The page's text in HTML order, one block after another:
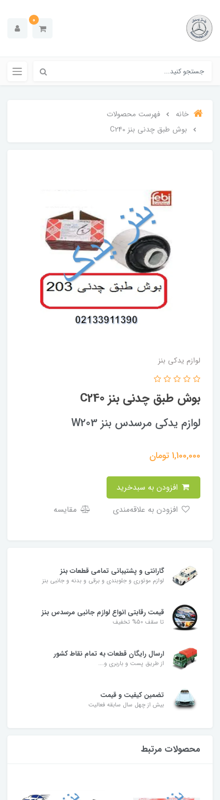
0
خانه
فهرست محصولات
بوش طبق چدنی بنز C240
لوازم یدکی بنز
بوش طبق چدنی بنز C240
لوازم یدکی مرسدس بنز W203
1,100,000تومان
مقایسه
گارانتی و پشتیبانی تمامی قطعات بنز
لوازم موتوری و جلوبندی و برقی و بدنه و جانبی بنز
قیمت رقابتی انواع لوازم جانبی مرسدس بنز
تا سقف 50% تخفیف
ارسال رایگان قطعات به تمام نقاط کشور
از طریق پست و باربری و....
تضمین کیفیت و قیمت
بیش از چهل سال سابقه فعالیت
محصولات مرتبط